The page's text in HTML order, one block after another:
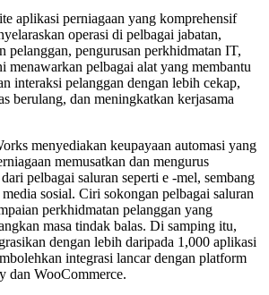
aplikasi perniagaan yang komprehensif
operasi di pelbagai jabatan,
pelanggan, pengurusan perkhidmatan IT,
menawarkan pelbagai alat yang membantu
interaksi pelanggan dengan lebih cekap,
berulang, dan meningkatkan kerjasama
menyediakan keupayaan automasi yang
memusatkan dan mengurus
pelbagai saluran seperti e -mel, sembang
sosial. Ciri sokongan pelbagai saluran
perkhidmatan pelanggan yang
masa tindak balas. Di samping itu,
dengan lebih daripada 1,000 aplikasi
integrasi lancar dengan platform
dan WooCommerce.